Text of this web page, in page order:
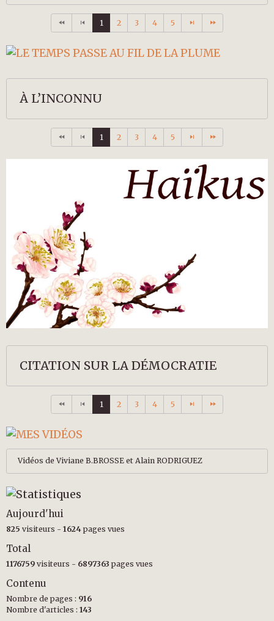
1 2 3 4 5
À L’INCONNU
1 2 3 4 5
CITATION SUR LA DÉMOCRATIE
1 2 3 4 5
Vidéos de Viviane B.BROSSE et Alain RODRIGUEZ
Aujourd'hui
825 visiteurs - 1624 pages vues
Total
1176759 visiteurs - 6897363 pages vues
Contenu
Nombre de pages : 916
Nombre d'articles : 143